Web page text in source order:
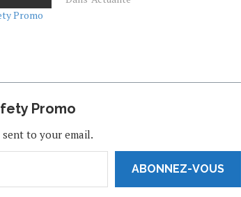
Promo
Promo
to your email.
ABONNEZ-VOUS